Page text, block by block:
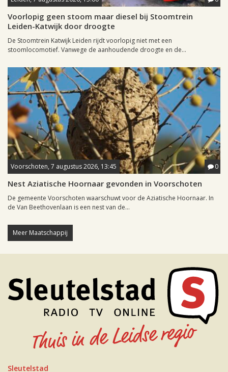
Voorlopig geen stoom maar diesel bij Stoomtrein
Leiden-Katwijk door droogte
De Stoomtrein Katwijk Leiden rijdt voorlopig niet met een
stoomlocomotief. Vanwege de aanhoudende droogte en de...
Voorschoten, 7 augustus 2026, 13:45 0
Nest Aziatische Hoornaar gevonden in Voorschoten
De gemeente Voorschoten waarschuwt voor de Aziatische Hoornaar. In
de Van Beethovenlaan is een nest van de...
Meer Maatschappij
Sleutelstad